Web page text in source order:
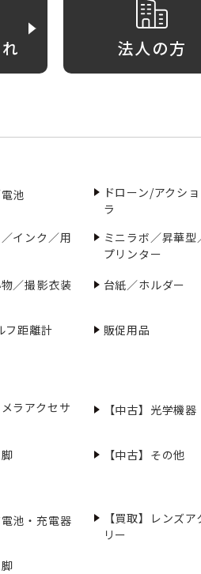
法人の方
池
ドローン/アクシ
ラ
インク／用
ミニラボ／昇華型
プリンター
／撮影衣装
台紙／ホルダー
フ距離計 販促用品
ラアクセサ 【中古】光学機器
【中古】その他
池・充電器
【買取】レンズア
リー